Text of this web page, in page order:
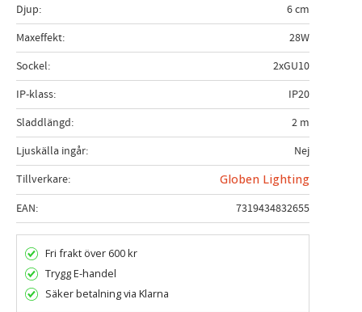
Djup
6 cm
Maxeffekt
28W
Sockel
2xGU10
IP-klass
IP20
Sladdlängd
2 m
Ljuskälla ingår
Nej
Tillverkare
Globen Lighting
EAN
7319434832655
Fri frakt över 600 kr
Trygg E-handel
Säker betalning via Klarna